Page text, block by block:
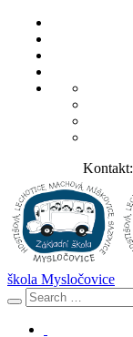
Kontakt:
škola Mysločovice